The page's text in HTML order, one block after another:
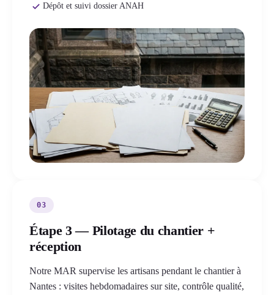
Dépôt et suivi dossier ANAH
03
Étape 3 — Pilotage du chantier +
réception
Notre MAR supervise les artisans pendant le chantier à
Nantes : visites hebdomadaires sur site, contrôle qualité,